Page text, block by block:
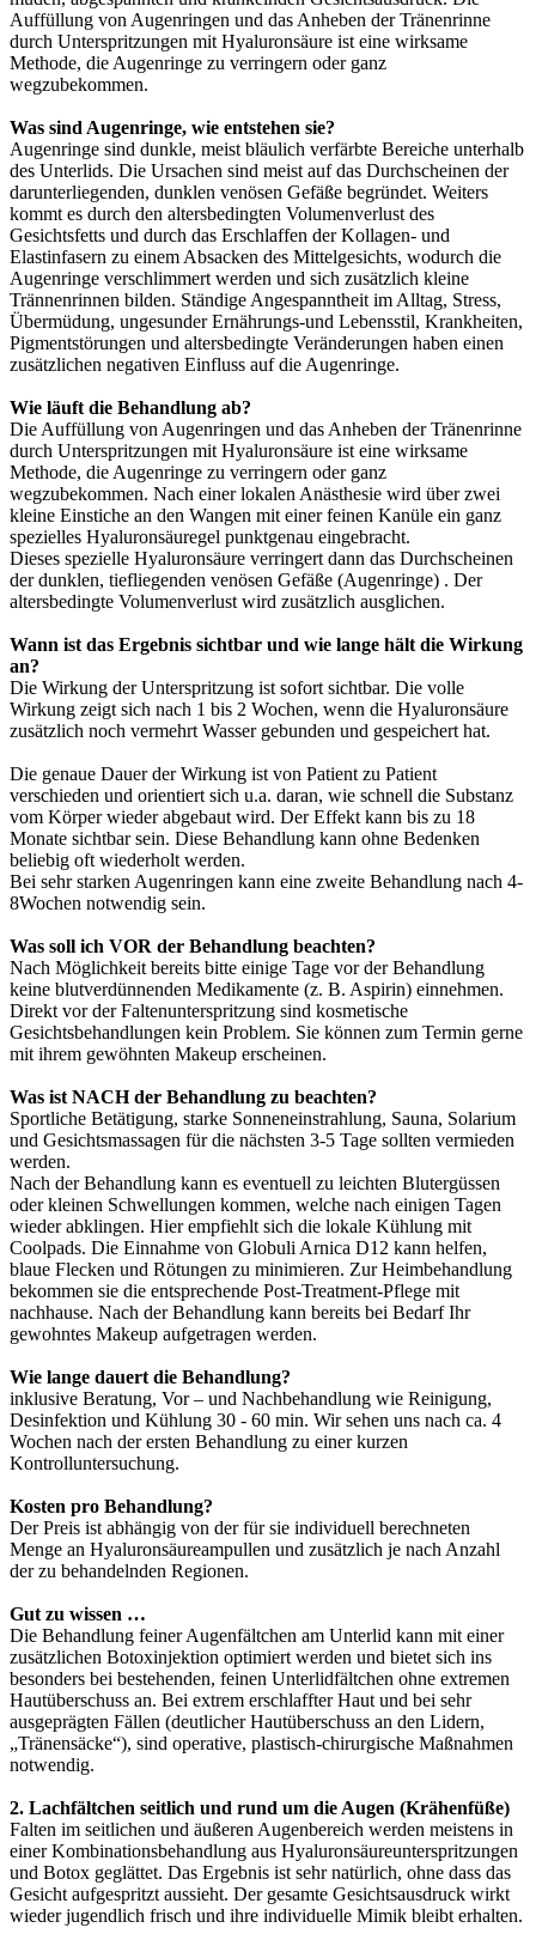
Auffüllung von Augenringen und das Anheben der Tränenrinne
durch Unterspritzungen mit Hyaluronsäure ist eine wirksame
Methode, die Augenringe zu verringern oder ganz
wegzubekommen.
Was sind Augenringe, wie entstehen sie?
Augenringe sind dunkle, meist bläulich verfärbte Bereiche unterhalb
des Unterlids. Die Ursachen sind meist auf das Durchscheinen der
darunterliegenden, dunklen venösen Gefäße begründet. Weiters
kommt es durch den altersbedingten Volumenverlust des
Gesichtsfetts und durch das Erschlaffen der Kollagen- und
Elastinfasern zu einem Absacken des Mittelgesichts, wodurch die
Augenringe verschlimmert werden und sich zusätzlich kleine
Trännenrinnen bilden. Ständige Angespanntheit im Alltag, Stress,
Übermüdung, ungesunder Ernährungs-und Lebensstil, Krankheiten,
Pigmentstörungen und altersbedingte Veränderungen haben einen
zusätzlichen negativen Einfluss auf die Augenringe.
Wie läuft die Behandlung ab?
Die Auffüllung von Augenringen und das Anheben der Tränenrinne
durch Unterspritzungen mit Hyaluronsäure ist eine wirksame
Methode, die Augenringe zu verringern oder ganz
wegzubekommen. Nach einer lokalen Anästhesie wird über zwei
kleine Einstiche an den Wangen mit einer feinen Kanüle ein ganz
spezielles Hyaluronsäuregel punktgenau eingebracht.
Dieses spezielle Hyaluronsäure verringert dann das Durchscheinen
der dunklen, tiefliegenden venösen Gefäße (Augenringe) . Der
altersbedingte Volumenverlust wird zusätzlich ausglichen.
Wann ist das Ergebnis sichtbar und wie lange hält die Wirkung
an?
Die Wirkung der Unterspritzung ist sofort sichtbar. Die volle
Wirkung zeigt sich nach 1 bis 2 Wochen, wenn die Hyaluronsäure
zusätzlich noch vermehrt Wasser gebunden und gespeichert hat.
Die genaue Dauer der Wirkung ist von Patient zu Patient
verschieden und orientiert sich u.a. daran, wie schnell die Substanz
vom Körper wieder abgebaut wird. Der Effekt kann bis zu 18
Monate sichtbar sein. Diese Behandlung kann ohne Bedenken
beliebig oft wiederholt werden.
Bei sehr starken Augenringen kann eine zweite Behandlung nach 4-
8Wochen notwendig sein.
Was soll ich VOR der Behandlung beachten?
Nach Möglichkeit bereits bitte einige Tage vor der Behandlung
keine blutverdünnenden Medikamente (z. B. Aspirin) einnehmen.
Direkt vor der Faltenunterspritzung sind kosmetische
Gesichtsbehandlungen kein Problem. Sie können zum Termin gerne
mit ihrem gewöhnten Makeup erscheinen.
Was ist NACH der Behandlung zu beachten?
Sportliche Betätigung, starke Sonneneinstrahlung, Sauna, Solarium
und Gesichtsmassagen für die nächsten 3-5 Tage sollten vermieden
werden.
Nach der Behandlung kann es eventuell zu leichten Blutergüssen
oder kleinen Schwellungen kommen, welche nach einigen Tagen
wieder abklingen. Hier empfiehlt sich die lokale Kühlung mit
Coolpads. Die Einnahme von Globuli Arnica D12 kann helfen,
blaue Flecken und Rötungen zu minimieren. Zur Heimbehandlung
bekommen sie die entsprechende Post-Treatment-Pflege mit
nachhause. Nach der Behandlung kann bereits bei Bedarf Ihr
gewohntes Makeup aufgetragen werden.
Wie lange dauert die Behandlung?
inklusive Beratung, Vor – und Nachbehandlung wie Reinigung,
Desinfektion und Kühlung 30 - 60 min. Wir sehen uns nach ca. 4
Wochen nach der ersten Behandlung zu einer kurzen
Kontrolluntersuchung.
Kosten pro Behandlung?
Der Preis ist abhängig von der für sie individuell berechneten
Menge an Hyaluronsäureampullen und zusätzlich je nach Anzahl
der zu behandelnden Regionen.
Gut zu wissen …
Die Behandlung feiner Augenfältchen am Unterlid kann mit einer
zusätzlichen Botoxinjektion optimiert werden und bietet sich ins
besonders bei bestehenden, feinen Unterlidfältchen ohne extremen
Hautüberschuss an. Bei extrem erschlaffter Haut und bei sehr
ausgeprägten Fällen (deutlicher Hautüberschuss an den Lidern,
„Tränensäcke“), sind operative, plastisch-chirurgische Maßnahmen
notwendig.
2. Lachfältchen seitlich und rund um die Augen (Krähenfüße)
Falten im seitlichen und äußeren Augenbereich werden meistens in
einer Kombinationsbehandlung aus Hyaluronsäureunterspritzungen
und Botox geglättet. Das Ergebnis ist sehr natürlich, ohne dass das
Gesicht aufgespritzt aussieht. Der gesamte Gesichtsausdruck wirkt
wieder jugendlich frisch und ihre individuelle Mimik bleibt erhalten.